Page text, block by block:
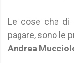
Le cose che di
pagare, sono le
Andrea